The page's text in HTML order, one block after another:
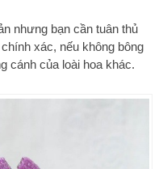
nhưng bạn cần tuân thủ
xác, nếu không bông
cánh của loài hoa khác.